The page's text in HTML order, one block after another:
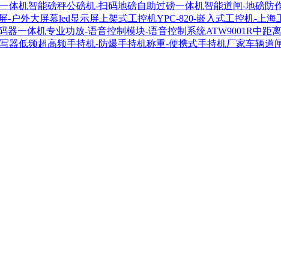
体机智能磅秤公磅机-扫码地磅自助过磅一体机智能道闸-地磅防
-户外大屏幕led显示屏上架式工控机YPC-820-嵌入式工控机-上海
器一体机专业功放-语音控制模块-语音控制系统ATW9001R中距
器低频超高频手持机-防爆手持机称重-便携式手持机厂家车辆道